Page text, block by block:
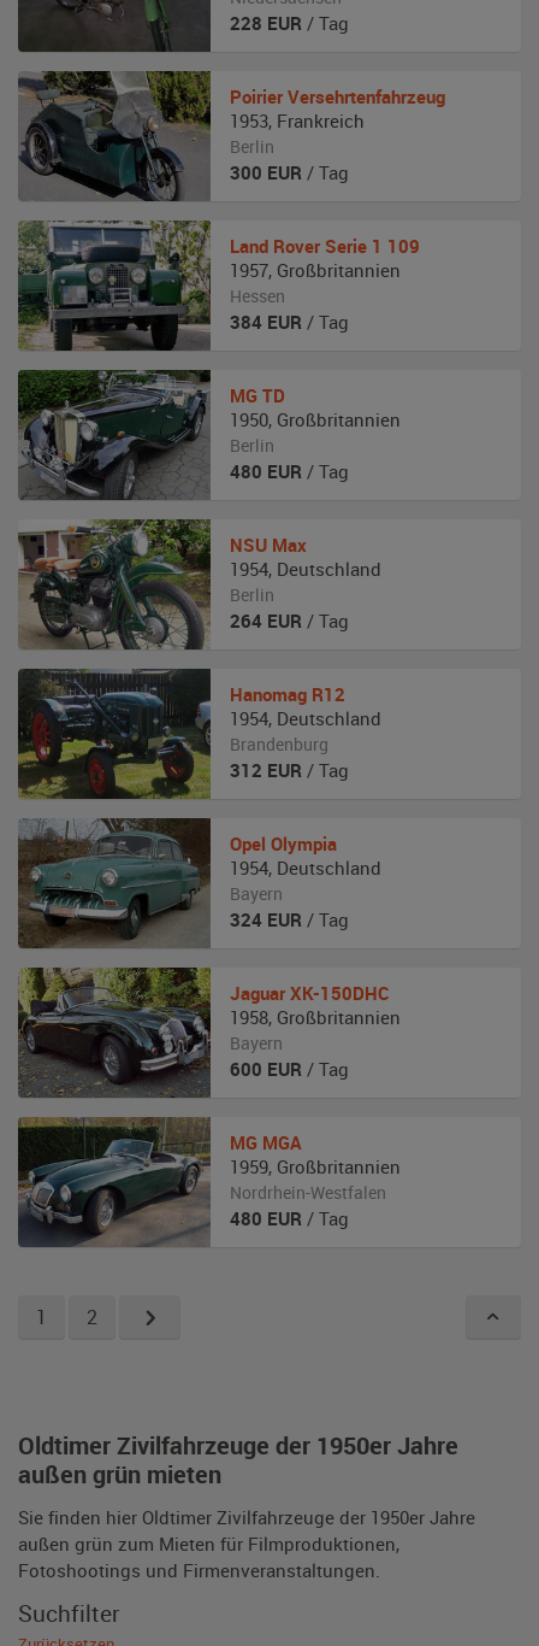
Oldtimer Zivilfahrzeuge der 1950er Jahre
außen grün mieten
Sie finden hier Oldtimer Zivilfahrzeuge der 1950er Jahre
außen grün zum Mieten für Filmproduktionen,
Fotoshootings und Firmenveranstaltungen.
228 EUR / Tag
Poirier Versehrtenfahrzeug
1953, Frankreich
Berlin
300 EUR / Tag
Land Rover Serie 1 109
1957, Großbritannien
Hessen
384 EUR / Tag
MG TD
1950, Großbritannien
Berlin
480 EUR / Tag
NSU Max
1954, Deutschland
Berlin
264 EUR / Tag
Hanomag R12
1954, Deutschland
Brandenburg
312 EUR / Tag
Opel Olympia
1954, Deutschland
Bayern
324 EUR / Tag
Jaguar XK-150DHC
1958, Großbritannien
Bayern
600 EUR / Tag
MG MGA
1959, Großbritannien
Nordrhein-Westfalen
480 EUR / Tag
1 2
Suchfilter